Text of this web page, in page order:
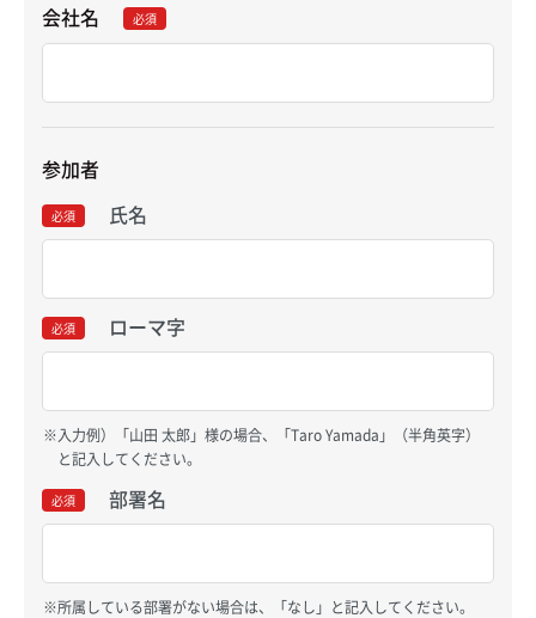
会社名 必須
参加者
必須 氏名
必須 ローマ字
入力例）「山田 太郎」様の場合、「Taro Yamada」（半角英字）
と記入してください。
必須 部署名
所属している部署がない場合は、「なし」と記入してください。